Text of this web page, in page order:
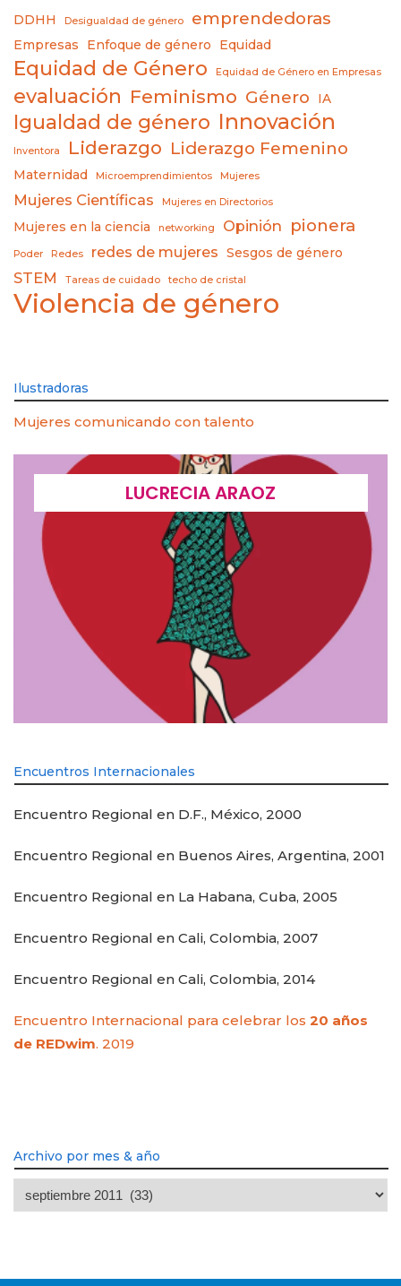
DDHH
Desigualdad de género emprendedoras
Empresas Enfoque de género Equidad
Equidad de Género Equidad de Género en Empresas
evaluación Feminismo Género IA
Igualdad de género Innovación
Inventora Liderazgo Liderazgo Femenino
Maternidad Microemprendimientos Mujeres
Mujeres Científicas Mujeres en Directorios
Mujeres en la ciencia networking Opinión pionera
Poder Redes redes de mujeres Sesgos de género
STEM Tareas de cuidado techo de cristal
Violencia de género
Ilustradoras
Mujeres comunicando con talento
LUCRECIA ARAOZ
Encuentros Internacionales
Encuentro Regional en D.F., México, 2000
Encuentro Regional en Buenos Aires, Argentina, 2001
Encuentro Regional en La Habana, Cuba, 2005
Encuentro Regional en Cali, Colombia, 2007
Encuentro Regional en Cali, Colombia, 2014
Encuentro Internacional para celebrar los 20 años
de REDwim. 2019
Archivo por mes & año
Archivo
por
año